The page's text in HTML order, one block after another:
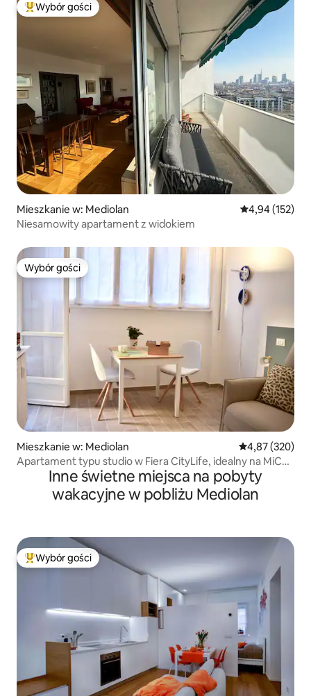
Najpopularniejsze z kategorii Wybór gości
Wybór gości
Mieszkanie w: Mediolan Średnia
4,94 (152)
Niesamowity apartament z widokiem
Wybór gości
Wybór gości
Mieszkanie w: Mediolan Średnia
4,87 (320)
Apartament typu studio w Fiera CityLife, idealny na MiCo
San SiroInne świetne miejsca na pobyty
wakacyjne w pobliżu Mediolan
Najpopularniejsze z kategorii Wybór gości
Wybór gości